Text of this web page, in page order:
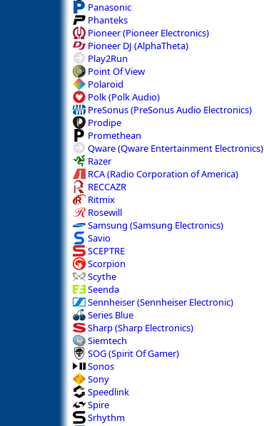
Panasonic
Phanteks
Pioneer (Pioneer Electronics)
Pioneer DJ (AlphaTheta)
Play2Run
Point Of View
Polaroid
Polk (Polk Audio)
PreSonus (PreSonus Audio Electronics)
Prodipe
Promethean
Qware (Qware Entertainment Electronics)
Razer
RCA (Radio Corporation of America)
RECCAZR
Ritmix
Rosewill
Samsung (Samsung Electronics)
Savio
SCEPTRE
Scorpion
Scythe
Seenda
Sennheiser (Sennheiser Electronic)
Series Blue
Sharp (Sharp Electronics)
Siemtech
SOG (Spirit Of Gamer)
Sonos
Sony
Speedlink
Spire
Srhythm